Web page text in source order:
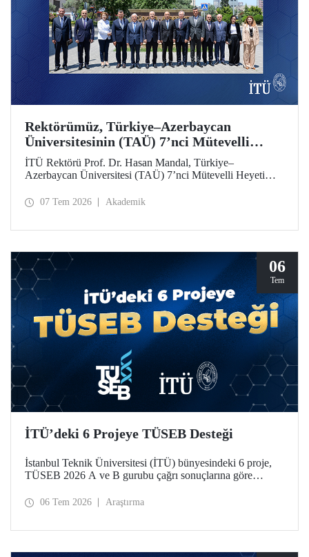
Rektörümüz, Türkiye–Azerbaycan
Üniversitesinin (TAÜ) 7’nci Mütevelli
Heyeti Toplantısı’na Katıldı
İTÜ Rektörü Prof. Dr. Hasan Mandal, Türkiye–
Azerbaycan Üniversitesi (TAÜ) 7’nci Mütevelli Heyeti
düzenlenen toplantıya YÖK Başkanı Prof. Dr. Erol Özvar
07 Tem 2026 Akademik
06
Tem
İTÜ’deki 6 Projeye TÜSEB Desteği
İstanbul Teknik Üniversitesi (İTÜ) bünyesindeki 6 proje,
TÜSEB 2026 A ve B gurubu çağrı sonuçlarına göre
06 Tem 2026 Araştırma